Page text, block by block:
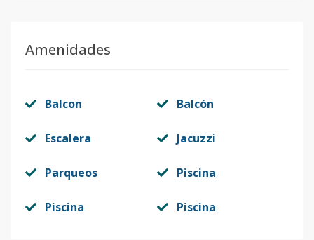
Amenidades
Balcon Balcón
Escalera Jacuzzi
Parqueos Piscina
Piscina Piscina